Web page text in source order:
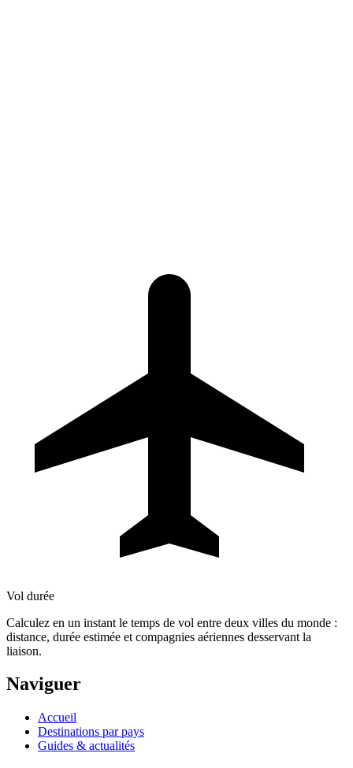
Vol durée
Calculez en un instant le temps de vol entre deux villes du monde :
distance, durée estimée et compagnies aériennes desservant la
liaison.
Naviguer
Accueil
Destinations par pays
Guides & actualités